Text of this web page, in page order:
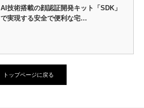
AI技術搭載の顔認証開発キット「SDK」
で実現する安全で便利な宅…
トップページに戻る